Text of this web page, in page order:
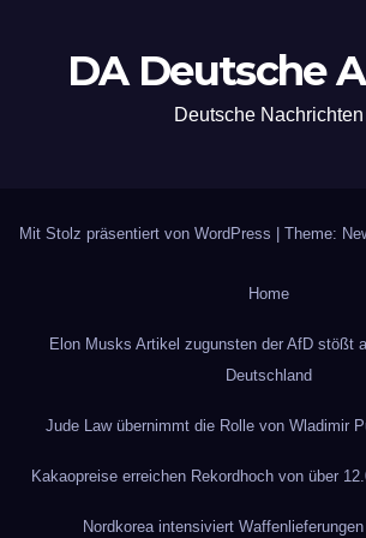
DA Deutsche
Deutsche Nachrichten
Mit Stolz präsentiert von WordPress Theme:
Home
Elon Musks Artikel zugunsten der AfD stößt
Deutschland
Jude Law übernimmt die Rolle von Wladimir
Kakaopreise erreichen Rekordhoch von über
Nordkorea intensiviert